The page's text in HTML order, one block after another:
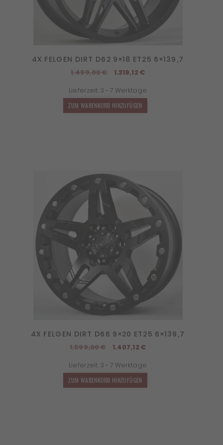
4X FELGEN DIRT D62 9×18 ET25 6×139,7
1.499,00€
Ursprünglicher
war:
1.499,00 €
1.319,12 €Aktueller
ist:
Lieferzeit: 3 - 7 Werktage
ZUM WARENKORB HINZUFÜGEN
4X FELGEN DIRT D66 9×20 ET25 6×139,7
1.599,00€
Ursprünglicher
war:
1.599,00 €
1.407,12 €Aktueller
ist:
Lieferzeit: 3 - 7 Werktage
ZUM WARENKORB HINZUFÜGEN